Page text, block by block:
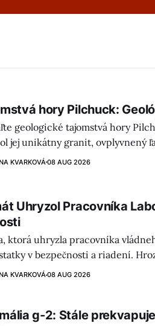
hory Pilchuck:
geologické tajomstvá hory
jej unikátny granit, ovplyvnený
výhľad z vrcholu vás ohromí!
KVARKOVÁ08 AUG 2026
Uhryzol Pracovníka
ktorá uhryzla pracovníka
v bezpečnosti a riadení.
zbraní a história útekov
KVARKOVÁ08 AUG 2026
g-2: Stále